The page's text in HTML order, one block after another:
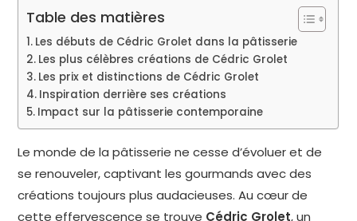
Table des matières
Les débuts de Cédric Grolet dans la pâtisserie
Les plus célèbres créations de Cédric Grolet
Les prix et distinctions de Cédric Grolet
Inspiration derrière ses créations
Impact sur la pâtisserie contemporaine
Le monde de la pâtisserie ne cesse d’évoluer et de
se renouveler, captivant les gourmands avec des
créations toujours plus audacieuses. Au cœur de
cette effervescence se trouve Cédric Grolet, un